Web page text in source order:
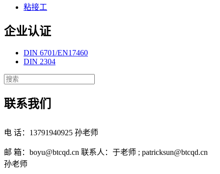
粘接工
企业认证
DIN 6701/EN17460
DIN 2304
联系我们
电 话：13791940925 孙老师
邮 箱：boyu@btcqd.cn 联系人：于老师 ; patricksun@btcqd.cn
孙老师